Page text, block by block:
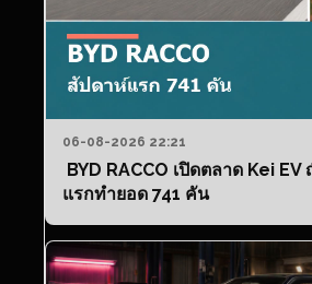
06-08-2026 22:21
BYD RACCO เปิดตลาด Kei
แรกทำยอด 741 คัน